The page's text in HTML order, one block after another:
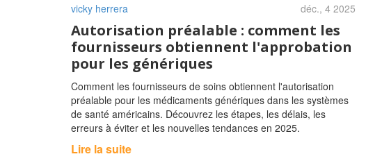
vicky herrera déc., 4 2025
Autorisation préalable : comment les
fournisseurs obtiennent l'approbation
pour les génériques
Comment les fournisseurs de soins obtiennent l'autorisation
préalable pour les médicaments génériques dans les systèmes
de santé américains. Découvrez les étapes, les délais, les
erreurs à éviter et les nouvelles tendances en 2025.
Lire la suite